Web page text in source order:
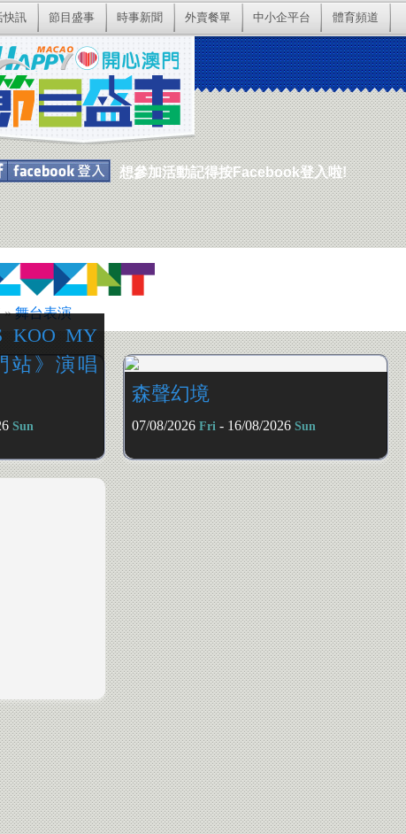
快訊 節目盛事 時事新聞 外賣餐單 中小企平台 體育頻道
想參加活動記得按Facebook登入啦!
»舞台表演
KOO MY
站》演唱
Sun
森聲幻境
07/08/2026 Fri - 16/08/2026 Sun